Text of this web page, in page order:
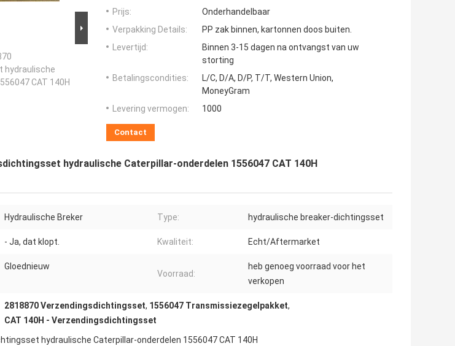
hydraulische
CAT 140H
Prijs:
Onderhandelbaar
Verpakking Details:
PP zak binnen, kartonnen doos buiten.
Levertijd:
Binnen 3-15 dagen na ontvangst van uw
storting
Betalingscondities:
L/C, D/A, D/P, T/T, Western Union,
MoneyGram
Levering vermogen:
1000
Contact
hydraulische Caterpillar-onderdelen 1556047 CAT 140H
Hydraulische Breker Type: hydraulische breaker-dichtingsset
- Ja, dat klopt. Kwaliteit: Echt/Aftermarket
Gloednieuw
Voorraad:
heb genoeg voorraad voor het
verkopen
2818870 Verzendingsdichtingsset, 1556047 Transmissiezegelpakket,
CAT 140H - Verzendingsdichtingsset
hydraulische Caterpillar-onderdelen 1556047 CAT 140H